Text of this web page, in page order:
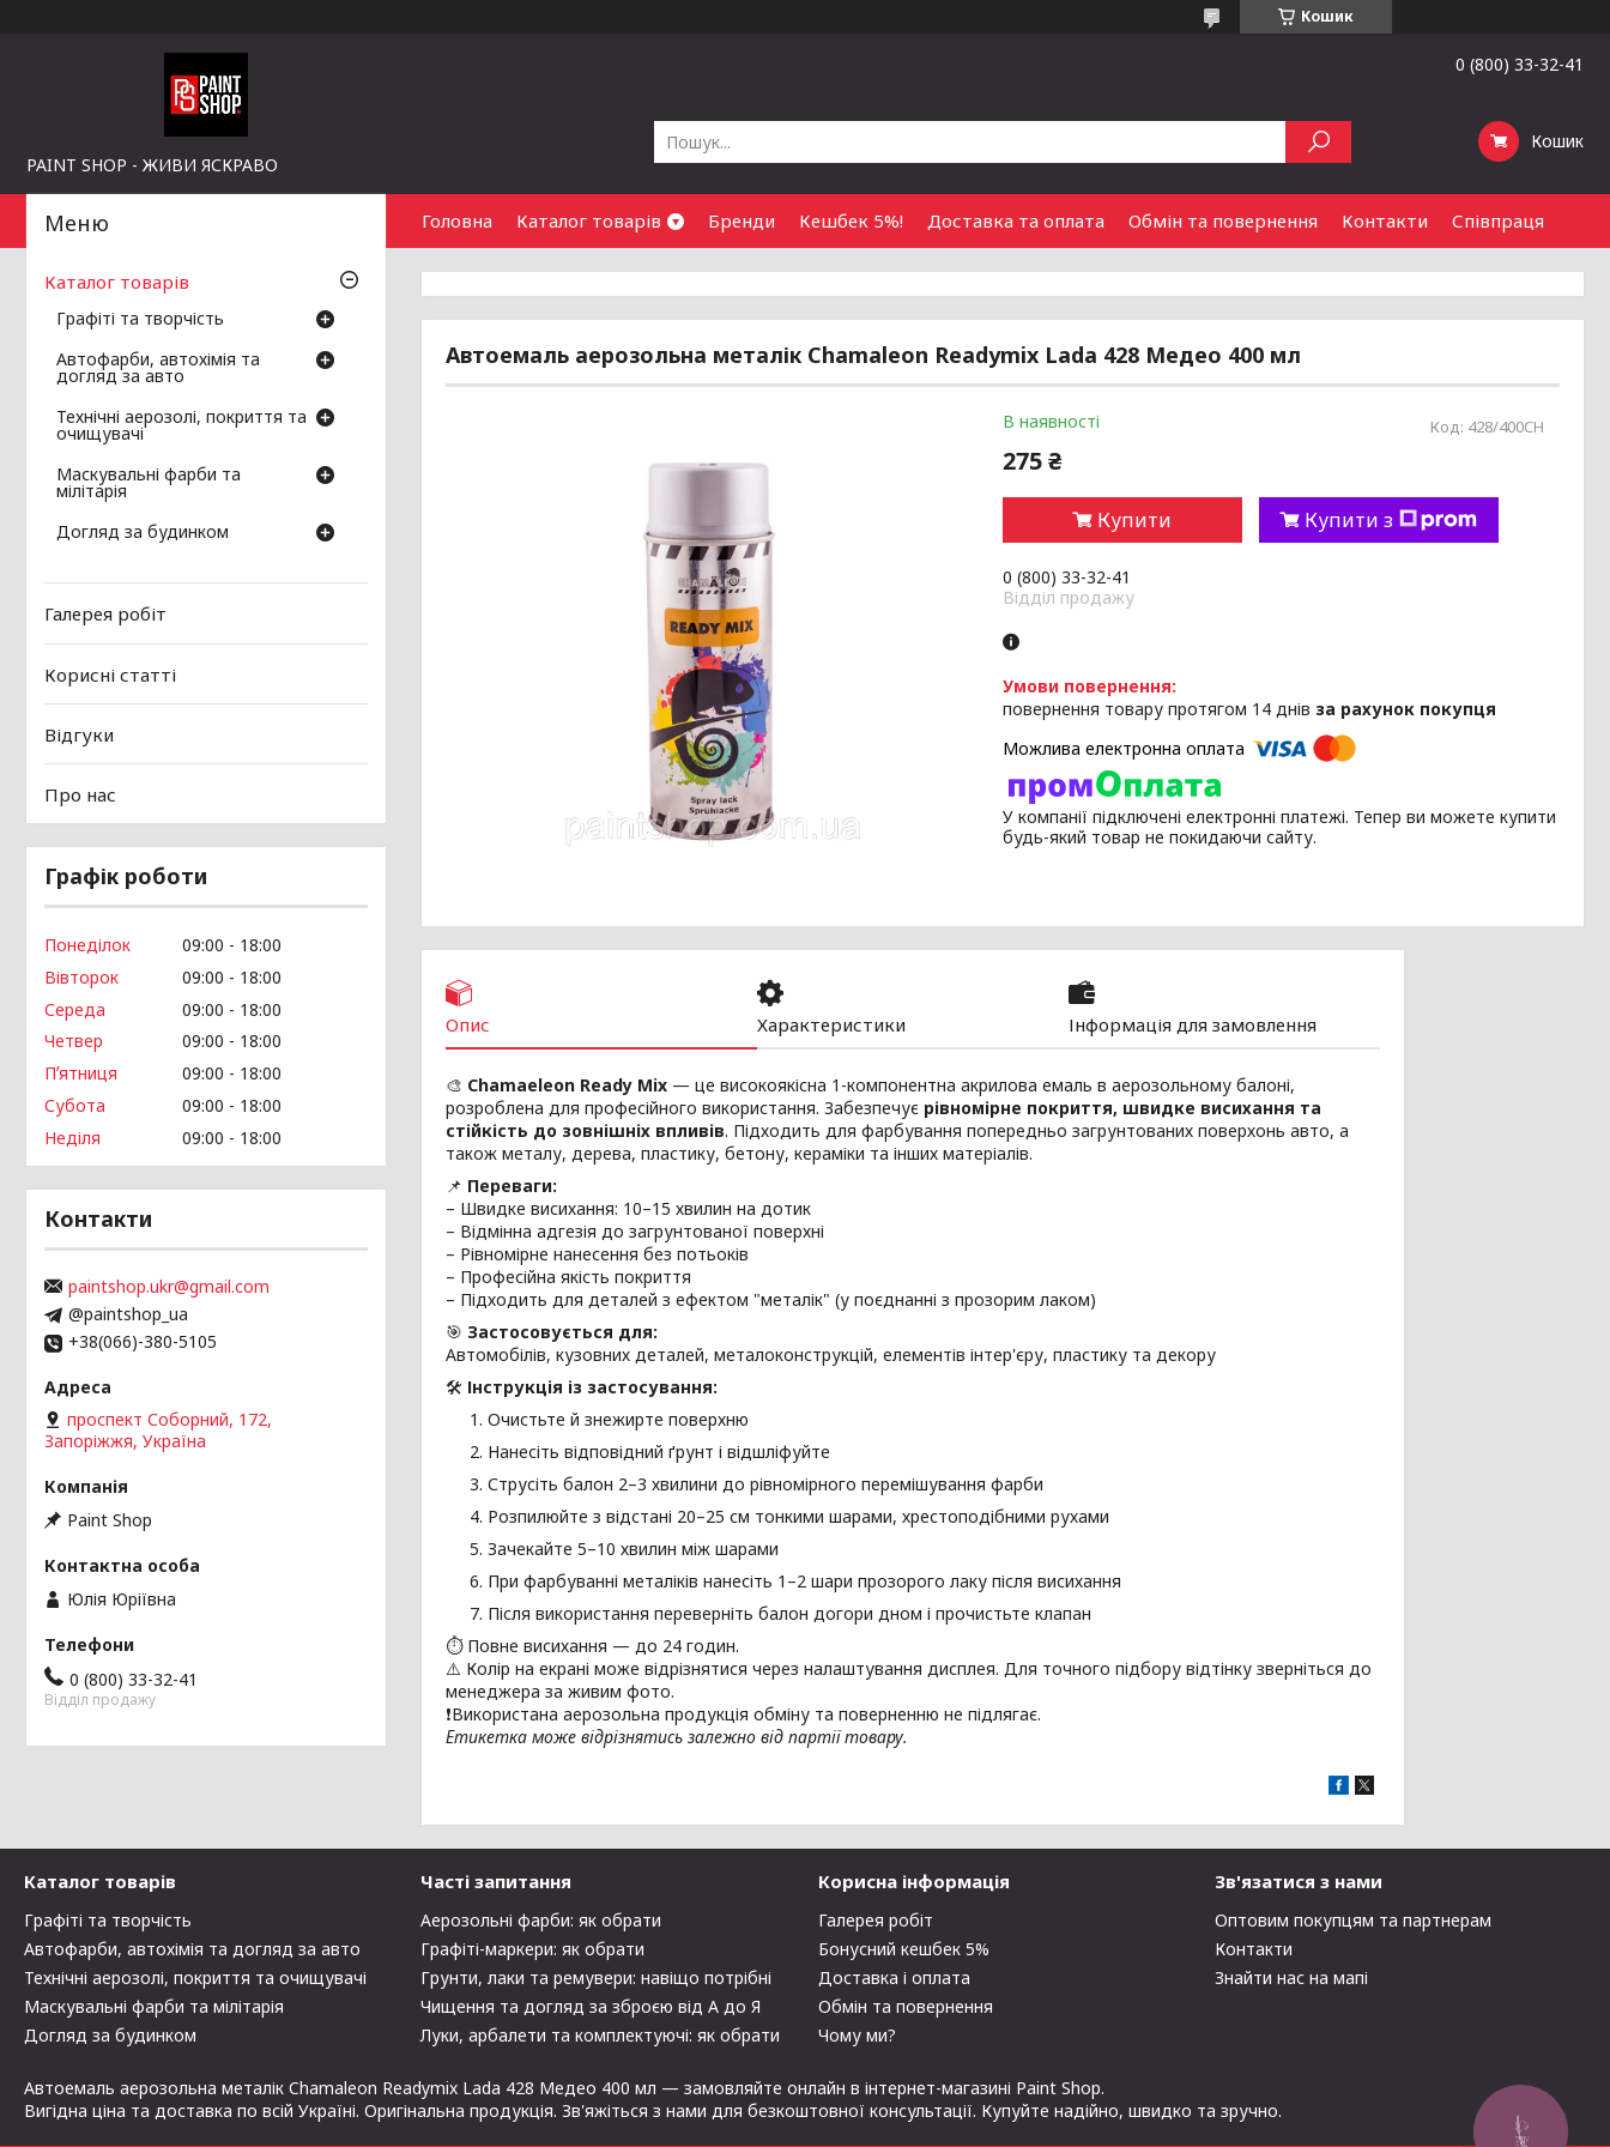
Кошик
PAINT SHOP - ЖИВИ ЯСКРАВО
0 (800) 33-32-41
Кошик
Головна Каталог товарів Бренди Кешбек 5%! Доставка та оплата Обмін та повернення Контакти Співпраця
Автоемаль аерозольна металік Chamaleon Readymix Lada 428 Медео 400 мл
В наявності Код: 428/400CH
275 ₴
Купити Купити з
0 (800) 33-32-41
Відділ продажу
повернення товару протягом 14 днів за рахунок покупця
У компанії підключені електронні платежі. Тепер ви можете купити
будь-який товар не покидаючи сайту.
Опис Характеристики Інформація для замовлення
🎨 Chamaeleon Ready Mix — це високоякісна 1-компонентна акрилова емаль в аерозольному балоні,
розроблена для професійного використання. Забезпечує рівномірне покриття, швидке висихання та
стійкість до зовнішніх впливів. Підходить для фарбування попередньо загрунтованих поверхонь авто, а
також металу, дерева, пластику, бетону, кераміки та інших матеріалів.
📌 Переваги:
– Швидке висихання: 10–15 хвилин на дотик
– Відмінна адгезія до загрунтованої поверхні
– Рівномірне нанесення без потьоків
– Професійна якість покриття
– Підходить для деталей з ефектом "металік" (у поєднанні з прозорим лаком)
🎯 Застосовується для:
Автомобілів, кузовних деталей, металоконструкцій, елементів інтер'єру, пластику та декору
🛠 Інструкція із застосування:
Очистьте й знежирте поверхню
Нанесіть відповідний ґрунт і відшліфуйте
Струсіть балон 2–3 хвилини до рівномірного перемішування фарби
Розпилюйте з відстані 20–25 см тонкими шарами, хрестоподібними рухами
Зачекайте 5–10 хвилин між шарами
При фарбуванні металіків нанесіть 1–2 шари прозорого лаку після висихання
Після використання переверніть балон догори дном і прочистьте клапан
⏱ Повне висихання — до 24 годин.
⚠️ Колір на екрані може відрізнятися через налаштування дисплея. Для точного підбору відтінку зверніться до
менеджера за живим фото.
❗Використана аерозольна продукція обміну та поверненню не підлягає.
Етикетка може відрізнятись залежно від партії товару.
Каталог товарів
Графіті та творчість
Автофарби, автохімія та
догляд за авто
Технічні аерозолі, покриття та
очищувачі
Маскувальні фарби та
мілітарія
Догляд за будинком
Галерея робіт
Корисні статті
Відгуки
Про нас
Графік роботи
Понеділок 09:00
18:00
Вівторок
09:00
18:00
Середа
09:00
18:00
Четвер
09:00
18:00
Пʼятниця
09:00
18:00
Субота
09:00
18:00
Неділя
09:00 18:00
Контакти
paintshop.ukr@gmail.com
@paintshop_ua
+38(066)-380-5105
проспект Соборний, 172,
Запоріжжя, Україна
Paint Shop
Юлія Юріївна
0 (800) 33-32-41
Відділ продажу
Каталог товарів
Графіті та творчість
Автофарби, автохімія та догляд за авто
Технічні аерозолі, покриття та очищувачі
Маскувальні фарби та мілітарія
Догляд за будинком
Часті запитання
Аерозольні фарби: як обрати
Графіті-маркери: як обрати
Грунти, лаки та ремувери: навіщо потрібні
Чищення та догляд за зброєю від А до Я
Луки, арбалети та комплектуючі: як обрати
Корисна інформація
Галерея робіт
Бонусний кешбек 5%
Доставка і оплата
Обмін та повернення
Чому ми?
Зв'язатися з нами
Оптовим покупцям та партнерам
Контакти
Знайти нас на мапі
Автоемаль аерозольна металік Chamaleon Readymix Lada 428 Медео 400 мл — замовляйте онлайн в інтернет-магазині Paint Shop.
Вигідна ціна та доставка по всій Україні. Оригінальна продукція. Зв'яжіться з нами для безкоштовної консультації. Купуйте надійно, швидко та зручно.
КНОПКА
ЗВ'ЯЗКУ